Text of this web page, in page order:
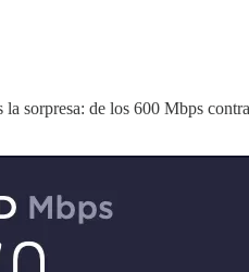
sorpresa: de los 600 Mbps